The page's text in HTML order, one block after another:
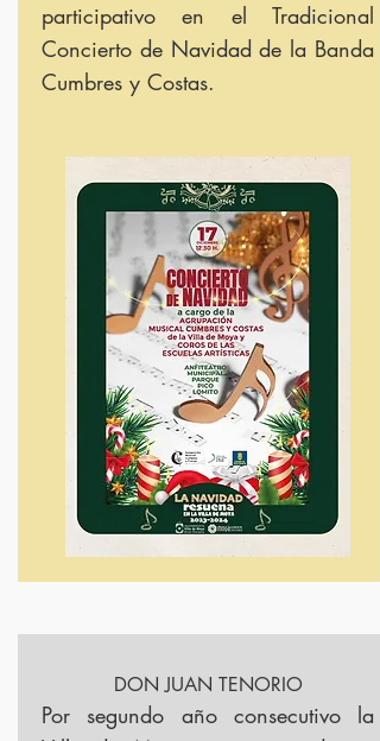
participativo en el Tradicional
Concierto de Navidad de la Banda
Cumbres y Costas.
DON JUAN TENORIO
Por segundo año consecutivo la